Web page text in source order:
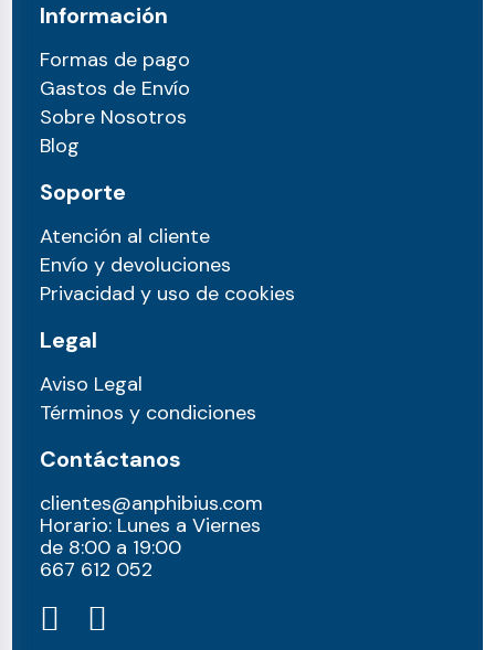
Información
Formas de pago
Gastos de Envío
Sobre Nosotros
Blog
Soporte
Atención al cliente
Envío y devoluciones
Privacidad y uso de cookies
Legal
Aviso Legal
Términos y condiciones
Contáctanos
clientes@anphibius.com
Horario: Lunes a Viernes
de 8:00 a 19:00
667 612 052​